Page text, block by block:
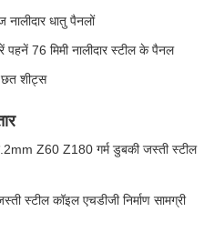
धातु पैनलों
पहनें 76 मिमी नालीदार स्टील के पैनल
छत शीट्स
Z60 Z180 गर्म डुबकी जस्ती स्टील
स्टील कॉइल एचडीजी निर्माण सामग्री